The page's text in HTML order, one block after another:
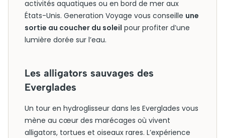
activités aquatiques ou en bord de mer aux
États-Unis. Generation Voyage vous conseille une
sortie au coucher du soleil pour profiter d’une
lumière dorée sur l’eau.
Les alligators sauvages des
Everglades
Un tour en hydroglisseur dans les Everglades vous
mène au cœur des marécages où vivent
alligators, tortues et oiseaux rares. L’expérience